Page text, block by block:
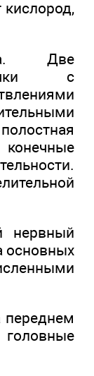
Две
с
нервный
основных
переднем